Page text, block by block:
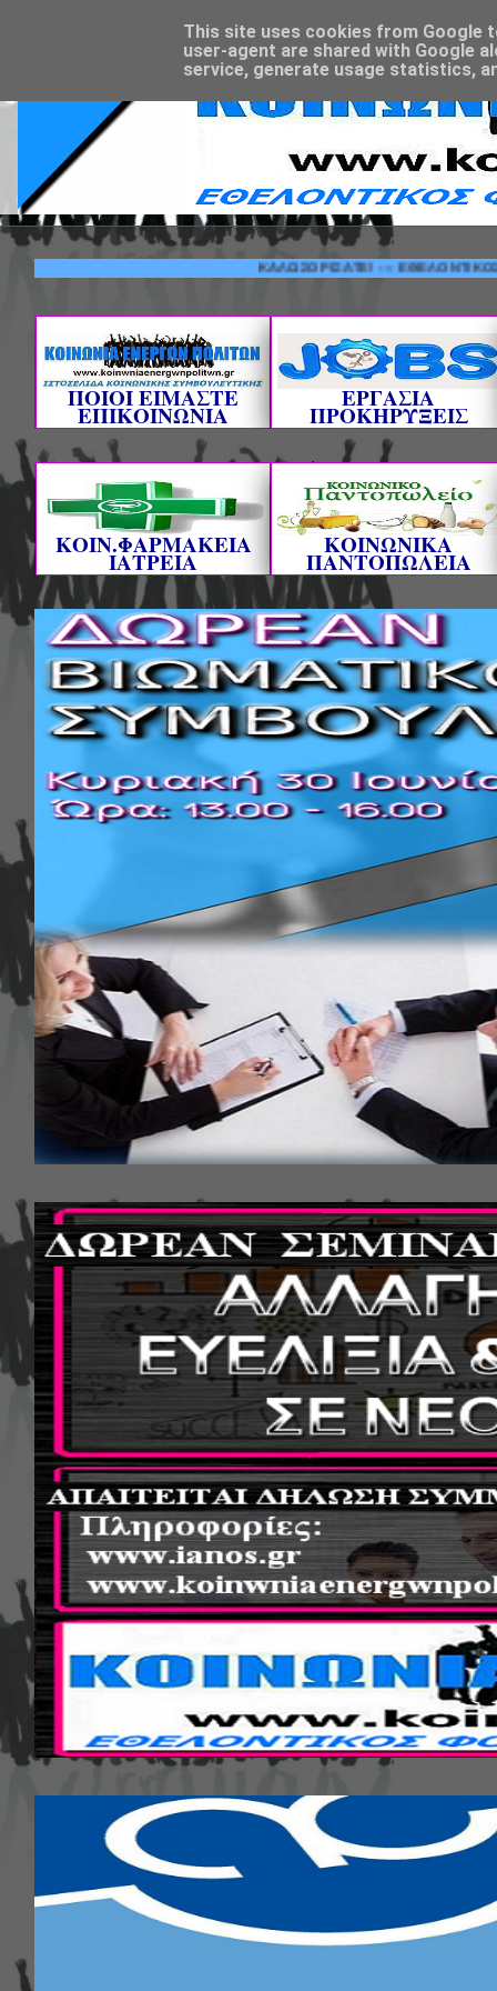
ΚΑΛΩΣΟΡΙΣΑΤΕ! --- ΕΘΕΛΟΝΤΙΚΟΣ
ΠΟΙΟΙ ΕΙΜΑΣΤΕ
ΕΠΙΚΟΙΝΩΝΙΑ
ΕΡΓΑΣΙΑ
ΠΡΟΚΗΡΥΞΕΙΣ
ΚΟΙΝ.ΦΑΡΜΑΚΕΙΑ
ΙΑΤΡΕΙΑ
ΚΟΙΝΩΝΙΚΑ
ΠΑΝΤΟΠΩΛΕΙΑ
This site uses cookies from Google
user-agent are shared with Google
service, generate usage statistics,